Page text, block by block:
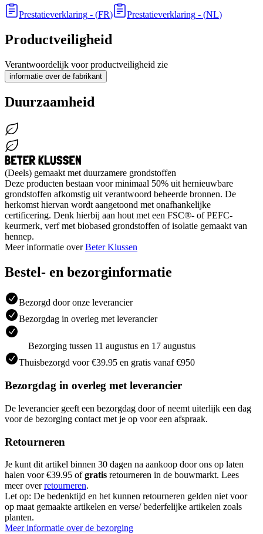
Prestatieverklaring - (FR) Prestatieverklaring - (NL)
Productveiligheid
Verantwoordelijk voor productveiligheid zie
informatie over de fabrikant
Duurzaamheid
(Deels) gemaakt met duurzamere grondstoffen
Deze producten bestaan voor minimaal 50% uit hernieuwbare
grondstoffen afkomstig uit verantwoord beheerde bronnen. De
herkomst hiervan wordt aangetoond met onafhankelijke
certificering. Denk hierbij aan hout met een FSC®- of PEFC-
keurmerk, verf met biobased grondstoffen of isolatie gemaakt van
hennep.
Meer informatie overBeter Klussen
Bestel- en bezorginformatie
Bezorgd door onze leverancier
Bezorgdag in overleg met leverancier
Bezorging tussen 11 augustus en 17 augustus
Thuisbezorgd voor €39.95 en gratis vanaf €950
Bezorgdag in overleg met leverancier
De leverancier geeft een bezorgdag door of neemt uiterlijk een dag
voor de bezorging contact met je op voor een afspraak.
Retourneren
Je kunt dit artikel binnen 30 dagen na aankoop door ons op laten
halen voor €39.95 ofgratis retourneren in de bouwmarkt. Lees
meer overretourneren.
Let op: De bedenktijd en het kunnen retourneren gelden niet voor
op maat gemaakte artikelen en verse/ bederfelijke artikelen zoals
planten.
Meer informatie over de bezorging